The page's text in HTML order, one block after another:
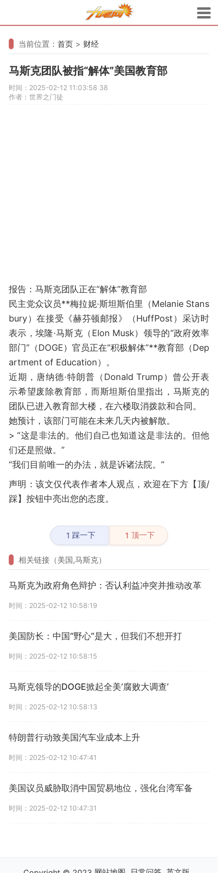
当前位置： 首页 > 财经
马斯克团队被指“解体”美国教育部
时间：2025-02-12 11:03:58 38
作者：世界之门徒
报告：马斯克团队正在“解体”教育部
民主党众议员**梅拉妮·斯坦斯伯里（Melanie Stans
bury）在接受《赫芬顿邮报》（HuffPost）采访时
表示，埃隆·马斯克（Elon Musk）领导的“政府效率
部门”（DOGE）官员正在“积极解体”**教育部（Dep
artment of Education）。
近期，唐纳德·特朗普（Donald Trump）曾公开表
示希望废除教育部，而斯坦斯伯里指出，马斯克的
团队已进入教育部大楼，在六楼取消拨款和合同。
她预计，该部门可能在未来几天内被解散。
> “这是非法的。他们自己也知道这是非法的。但他
们还是照做。”
“我们目前唯一的办法，就是诉诸法院。”
声明：该文仅代表作者本人观点，欢迎在下方【顶/
踩】按钮中亮出您的态度。
1 踩一下 1 顶一下
相关链接（美国,马斯克）
马斯克为政府角色辩护：否认利益冲突并推动改革
时间：2025-02-12 10:58:19
美国防长：中国“野心”是大，但我们不想开打
时间：2025-02-12 10:58:15
马斯克领导的DOGE掀起全美‘腐败大调查’
时间：2025-02-12 10:58:13
特朗普行动致美国汽车业成本上升
时间：2025-02-12 10:47:41
美国议员威胁取消中国贸易地位，强化台湾军备
时间：2025-02-12 10:47:31